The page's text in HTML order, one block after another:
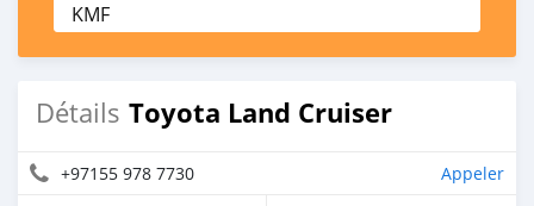
KMF
Détails Toyota Land Cruiser
+97155 978 7730 Appeler